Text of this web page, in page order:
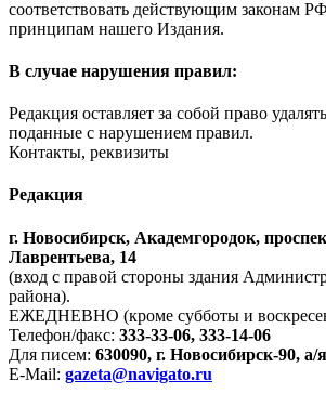
соответствовать действующим законам
принципам нашего Издания.
В случае нарушения правил:
Редакция оставляет за собой право
поданные с нарушением правил.
Контакты, реквизиты
Редакция
г. Новосибирск, Академгородок,
Лаврентьева, 14
(вход с правой стороны здания
района).
ЕЖЕДНЕВНО (кроме субботы и
Телефон/факс: 333-33-06, 333-14-06
Для писем: 630090, г. Новосибирск-90, а/
E-Mail: gazeta@navigato.ru